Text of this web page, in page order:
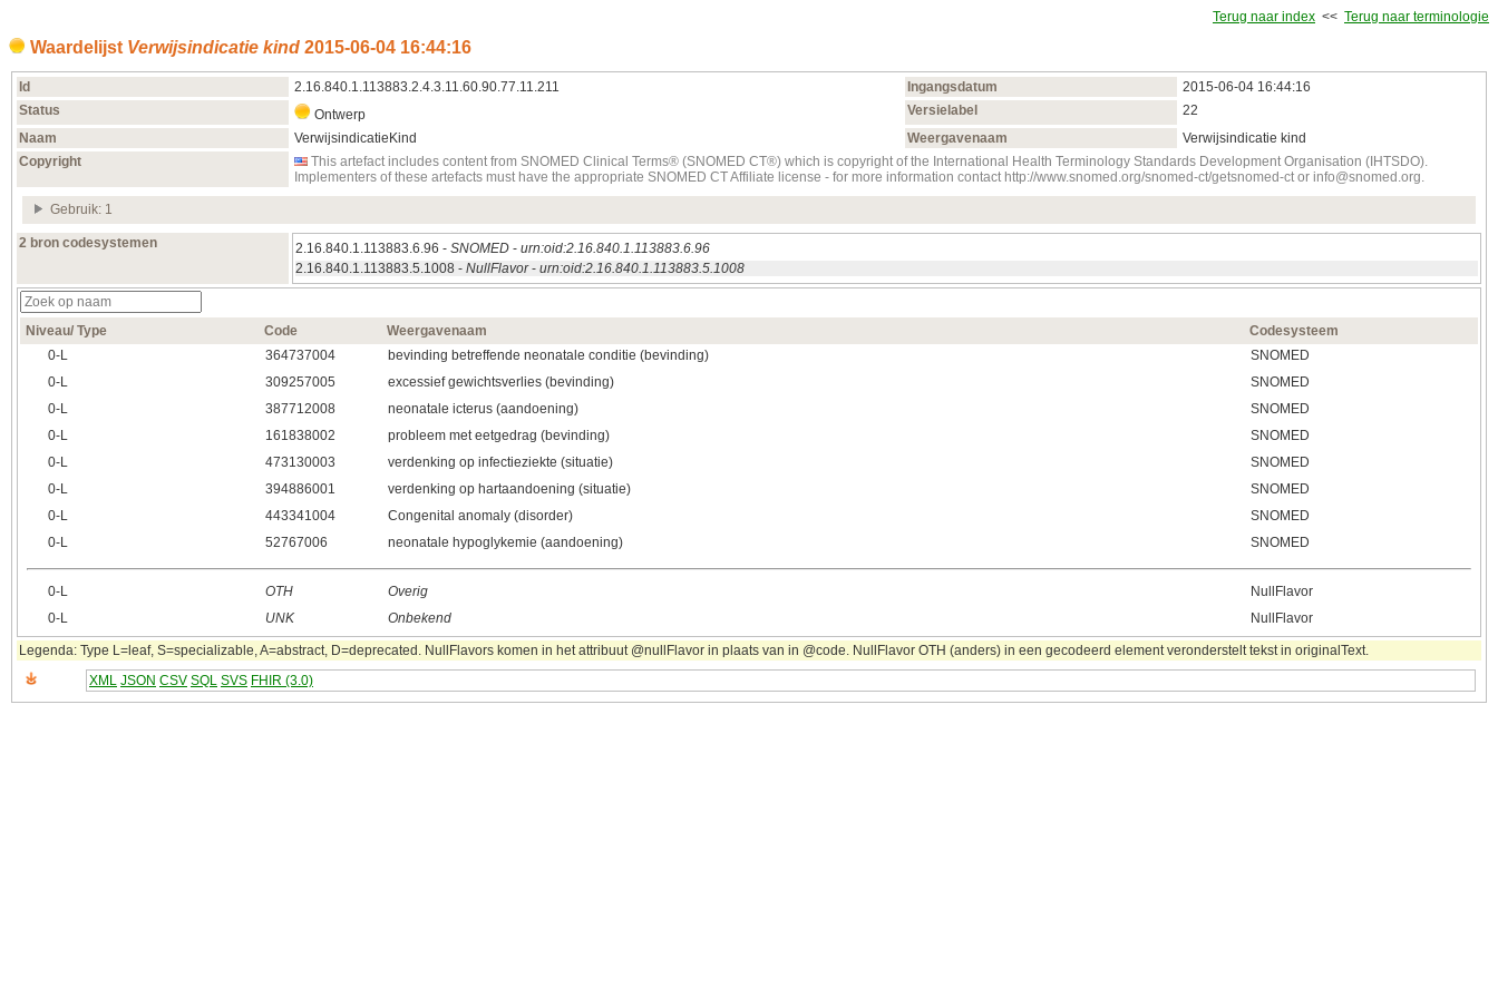
Terug naar index << Terug naar terminologie
Waardelijst Verwijsindicatie kind 2015‑06‑04 16:44:16
Id 2.16.840.1.113883.2.4.3.11.60.90.77.11.211 Ingangsdatum
2015‑06‑04 16:44:16
Status
Ontwerp Versielabel
22
Naam
VerwijsindicatieKind Weergavenaam
Verwijsindicatie kind
Copyright
This artefact includes content from SNOMED Clinical Terms® (SNOMED CT®) which is copyright of the International Health Terminology Standards Development Organisation (IHTSDO).
Implementers of these artefacts must have the appropriate SNOMED CT Affiliate license - for more information contact http://www.snomed.org/snomed-ct/getsnomed-ct or info@snomed.org.
Gebruik: 1
2 bron codesystemen 2.16.840.1.113883.6.96 - SNOMED - urn:oid:2.16.840.1.113883.6.96
2.16.840.1.113883.5.1008 - NullFlavor- urn:oid:2.16.840.1.113883.5.1008
Niveau/ Type Code Weergavenaam
Codesysteem
0‑L
364737004 bevinding betreffende neonatale conditie (bevinding)
SNOMED
0‑L
309257005 excessief gewichtsverlies (bevinding)
SNOMED
0‑L
387712008 neonatale icterus (aandoening)
SNOMED
0‑L
161838002 probleem met eetgedrag (bevinding)
SNOMED
0‑L
473130003 verdenking op infectieziekte (situatie)
SNOMED
0‑L
394886001 verdenking op hartaandoening (situatie)
SNOMED
0‑L
443341004 Congenital anomaly (disorder)
SNOMED
0‑L
52767006 neonatale hypoglykemie (aandoening) SNOMED
0‑L OTH Overig
NullFlavor
0‑L
UNK Onbekend NullFlavor
Legenda: Type L=leaf, S=specializable, A=abstract, D=deprecated. NullFlavors komen in het attribuut @nullFlavor in plaats van in @code. NullFlavor OTH (anders) in een gecodeerd element veronderstelt tekst in originalText.
XML JSON CSV SQL SVS FHIR (3.0)